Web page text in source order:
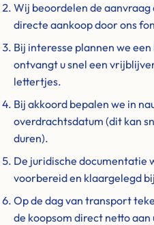
Wij beoordelen de
directe aankoop door ons
Bij interesse plannen we
ontvangt u snel een
lettertjes.
Bij akkoord bepalen we in
overdrachtsdatum (dit kan
duren).
De juridische documentatie
voorbereid en klaargelegd
Op de dag van transport
de koopsom direct netto aan